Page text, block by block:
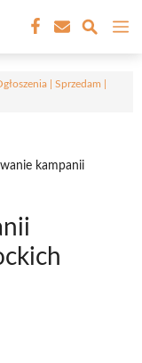
| Sprzedam |
kampanii